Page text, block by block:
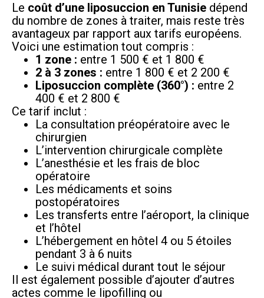
Le coût d’une liposuccion en Tunisie dépend
du nombre de zones à traiter, mais reste très
avantageux par rapport aux tarifs européens.
Voici une estimation tout compris :
1 zone : entre 1 500 € et 1 800 €
2 à 3 zones : entre 1 800 € et 2 200 €
Liposuccion complète (360°) : entre 2
400 € et 2 800 €
Ce tarif inclut :
La consultation préopératoire avec le
chirurgien
L’intervention chirurgicale complète
L’anesthésie et les frais de bloc
opératoire
Les médicaments et soins
postopératoires
Les transferts entre l’aéroport, la clinique
et l’hôtel
L’hébergement en hôtel 4 ou 5 étoiles
pendant 3 à 6 nuits
Le suivi médical durant tout le séjour
Il est également possible d’ajouter d’autres
actes comme le lipofilling ou